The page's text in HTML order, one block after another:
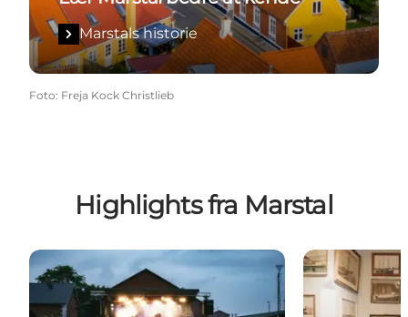
Marstals historie
Foto: Freja Kock Christlieb
Highlights fra Marstal
Øhavet Festival Marstal